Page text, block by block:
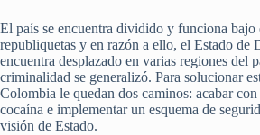
El país se encuentra dividido y funciona bajo
republiquetas y en razón a ello, el Estado de
encuentra desplazado en varias regiones del
criminalidad se generalizó. Para solucionar
Colombia le quedan dos caminos: acabar
cocaína e implementar un esquema de
visión de Estado.